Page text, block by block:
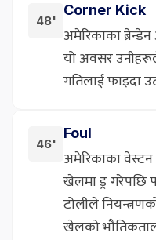
48'
Corner Kick
अमेरिकाका
यो अवसर
गतिलाई फाइदा
46'
Foul
अमेरिकाका
खेलमा ड्र गरेपछि
टोलीले
खेलको